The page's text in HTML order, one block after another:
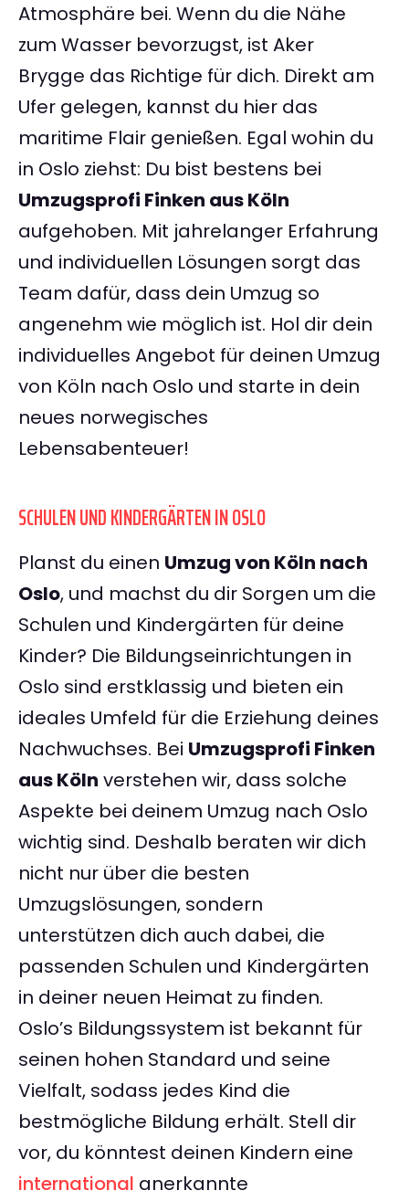
Atmosphäre bei. Wenn du die Nähe
zum Wasser bevorzugst, ist Aker
Brygge das Richtige für dich. Direkt am
Ufer gelegen, kannst du hier das
maritime Flair genießen. Egal wohin du
in Oslo ziehst: Du bist bestens bei
Umzugsprofi Finken aus Köln
aufgehoben. Mit jahrelanger Erfahrung
und individuellen Lösungen sorgt das
Team dafür, dass dein Umzug so
angenehm wie möglich ist. Hol dir dein
individuelles Angebot für deinen Umzug
von Köln nach Oslo und starte in dein
neues norwegisches
Lebensabenteuer!
SCHULEN UND KINDERGÄRTEN IN OSLO
Planst du einen Umzug von Köln nach
Oslo, und machst du dir Sorgen um die
Schulen und Kindergärten für deine
Kinder? Die Bildungseinrichtungen in
Oslo sind erstklassig und bieten ein
ideales Umfeld für die Erziehung deines
Nachwuchses. Bei Umzugsprofi Finken
aus Köln verstehen wir, dass solche
Aspekte bei deinem Umzug nach Oslo
wichtig sind. Deshalb beraten wir dich
nicht nur über die besten
Umzugslösungen, sondern
unterstützen dich auch dabei, die
passenden Schulen und Kindergärten
in deiner neuen Heimat zu finden.
Oslo’s Bildungssystem ist bekannt für
seinen hohen Standard und seine
Vielfalt, sodass jedes Kind die
bestmögliche Bildung erhält. Stell dir
vor, du könntest deinen Kindern eine
international anerkannte